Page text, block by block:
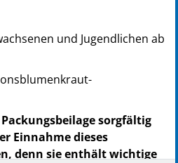
und Jugendlichen ab
sorgfältig
Einnahme dieses
denn sie enthält wichtige